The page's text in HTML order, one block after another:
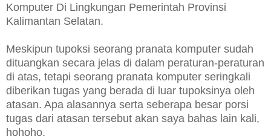
Komputer Di Lingkungan Pemerintah Provinsi
Kalimantan Selatan.
Meskipun tupoksi seorang pranata komputer sudah
dituangkan secara jelas di dalam peraturan-peraturan
di atas, tetapi seorang pranata komputer seringkali
diberikan tugas yang berada di luar tupoksinya oleh
atasan. Apa alasannya serta seberapa besar porsi
tugas dari atasan tersebut akan saya bahas lain kali,
hohoho.